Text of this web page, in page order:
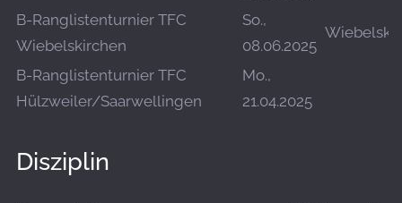
B-Ranglistenturnier TFC
Wiebelskirchen
So.,
08.06.2025
B-Ranglistenturnier TFC
Hülzweiler/Saarwellingen
Mo.,
21.04.2025
Disziplin